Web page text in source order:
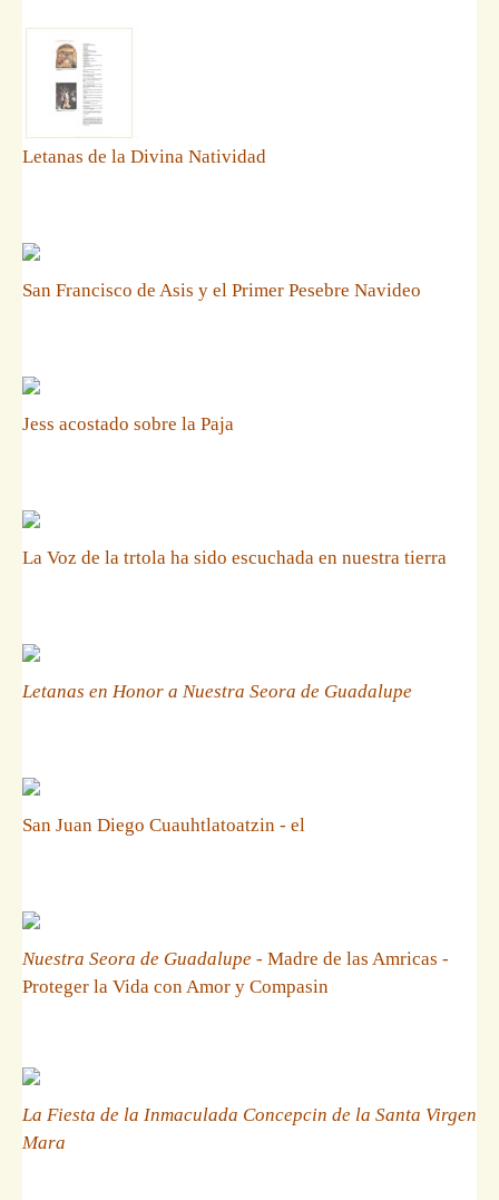
Letanas de la Divina Natividad
San Francisco de Asis y el Primer Pesebre Navideo
Jess acostado sobre la Paja
La Voz de la trtola ha sido escuchada en nuestra tierra
Letanas en Honor a Nuestra Seora de Guadalupe
San Juan Diego Cuauhtlatoatzin - el
Nuestra Seora de Guadalupe - Madre de las Amricas -
Proteger la Vida con Amor y Compasin
La Fiesta de la Inmaculada Concepcin de la Santa Virgen
Mara